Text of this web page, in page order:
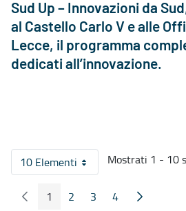
Sud Up – Innovazioni da
al Castello Carlo V e alle
Lecce, il programma
dedicati all’innovazione.
10 ElementiPer pagina
Mostrati 1 - 10
Pagina Precedente
Pagina
1 Pagina
2 Pagina
3 Pagina
4 Pagina